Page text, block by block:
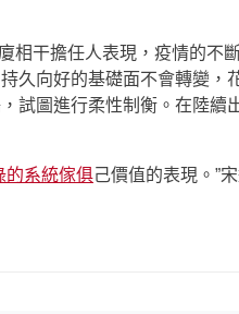
相干擔任人表現，疫情的不
久向好的基礎面不會轉變，
試圖進行柔性制衡。在陸續
的系統傢俱己價值的表現。”